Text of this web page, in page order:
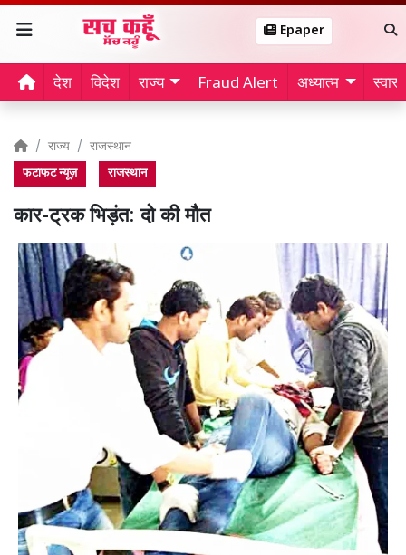
Epaper
देश विदेश राज्य Fraud Alert अध्यात्म
राज्य राजस्थान
फटाफट न्यूज़ राजस्थान
कार-ट्रक भिड़ंत: दो की मौत